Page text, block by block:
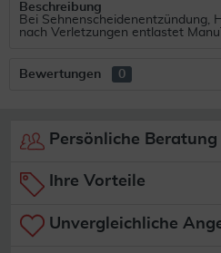
Beschreibung
Bei Sehnenscheidenentzündung,
nach Verletzungen entlastet
Bewertungen 0
Persönliche Beratung
Ihre Vorteile
Unvergleichliche